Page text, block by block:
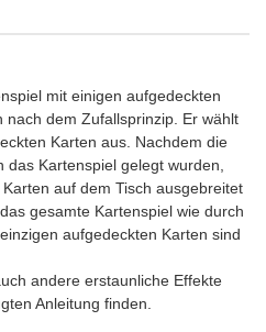
mit einigen aufgedeckten
nach dem Zufallsprinzip. Er wählt
Karten aus. Nachdem die
Kartenspiel gelegt wurden,
auf dem Tisch ausgebreitet
gesamte Kartenspiel wie durch
aufgedeckten Karten sind
andere erstaunliche Effekte
Anleitung finden.